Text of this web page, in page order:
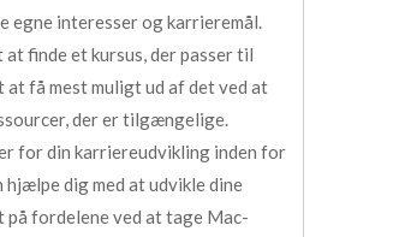
egne interesser og karrieremål.
finde et kursus, der passer til
få mest muligt ud af det ved at
der er tilgængelige.
for din karriereudvikling inden for
dig med at udvikle dine
fordelene ved at tage Mac-